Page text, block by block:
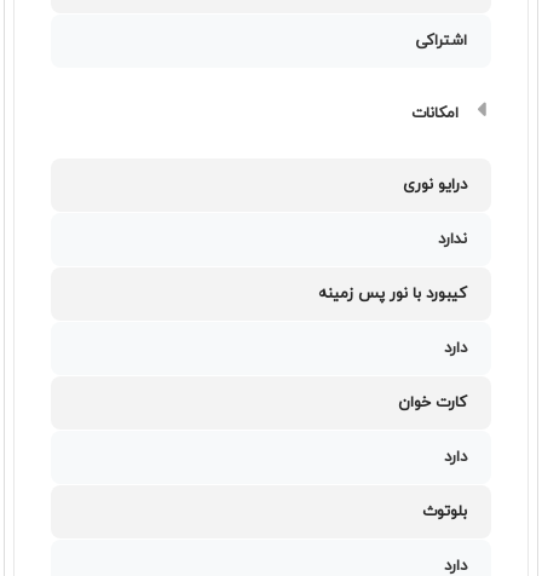
اشتراکی
امکانات
درایو نوری
ندارد
کیبورد با نور پس زمینه
دارد
کارت خوان
دارد
بلوتوث
دارد